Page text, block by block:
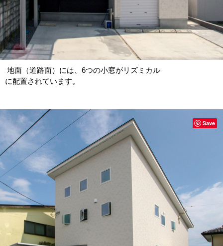
地面（道路面）には、6つの小窓がリズミカル
に配置されています。
Save